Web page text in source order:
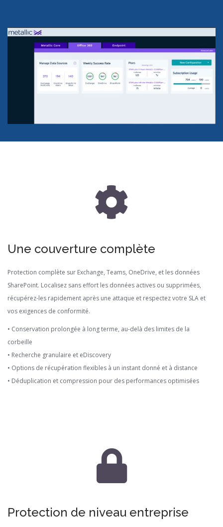
Une couverture complète
Protection complète sur Exchange, Teams, OneDrive, et les données
SharePoint. Localisez sans effort les données actives ou supprimées,
récupérez-les rapidement après une attaque et respectez votre SLA et
vos exigences de conformité.
• Conservation prolongée à long terme, au-delà des limites de la
corbeille
• Recherche granulaire et eDiscovery
• Options de récupération flexibles à un instant donné et à distance
• Déduplication et compression pour des performances optimisées
Protection de niveau entreprise